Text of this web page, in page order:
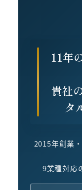
11年
貴社
タ
2015年創業
9業種対応